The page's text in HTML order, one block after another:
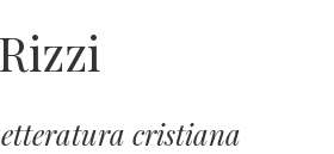
cristiana